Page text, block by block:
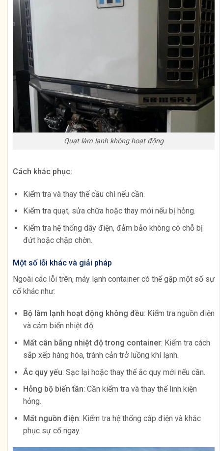
Quạt làm lạnh không hoạt động
Cách khắc phục:
Kiểm tra và thay thế cầu chì nếu cần.
Kiểm tra quạt, sửa chữa hoặc thay mới nếu bị hỏng.
Kiểm tra hệ thống dây điện, đảm bảo không có chỗ bị
đứt hoặc chập chờn.
Một số lỗi khác và giải pháp
Ngoài các lỗi trên, máy lạnh container có thể gặp một số sự
cố khác như:
Bộ làm lạnh hoạt động không đều: Kiểm tra nguồn điện
và cảm biến nhiệt độ.
Mất cân bằng nhiệt độ trong container: Kiểm tra cách
sắp xếp hàng hóa, tránh cản trở luồng khí lạnh.
Ắc quy yếu: Sạc lại hoặc thay thế ắc quy mới nếu cần.
Hỏng bộ biến tần: Cần kiểm tra và thay thế linh kiện
hỏng.
Mất nguồn điện: Kiểm tra hệ thống cấp điện và khắc
phục sự cố ngay.